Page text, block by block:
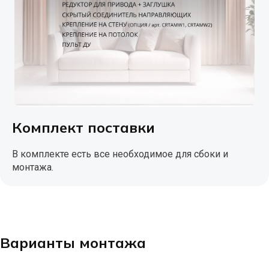
Комплект поставки
В комплекте есть все необходимое для сбоки и
монтажа.
Варианты монтажа